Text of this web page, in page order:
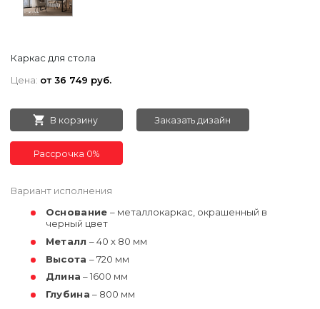
Каркас для стола
Цена: от 36 749 руб.
В корзину Заказать дизайн
Рассрочка 0%
Вариант исполнения
Основание – металлокаркас, окрашенный в
черный цвет
Металл – 40 х 80 мм
Высота – 720 мм
Длина – 1600 мм
Глубина – 800 мм